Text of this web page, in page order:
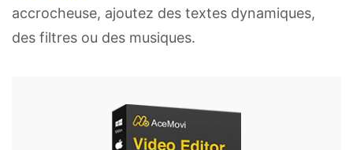
accrocheuse, ajoutez des textes dynamiques,
des filtres ou des musiques.